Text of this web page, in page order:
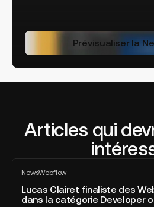
Prévisualiser la
Articles qui
NewsWebflow
Tout
voir
Lucas Clairet finaliste des
dans la catégorie Developer
Lucas
Clairet
finaliste
des